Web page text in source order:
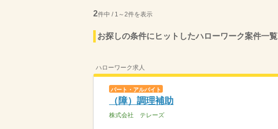
2件中 / 1～2件を表示
お探しの条件にヒットしたハローワーク案件一覧
ハローワーク求人
パート・アルバイト
（障）調理補助
株式会社 テレーズ